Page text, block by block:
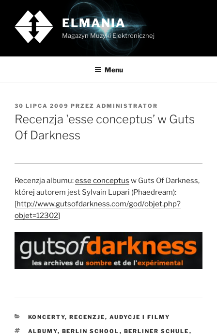
treści
ELMANIA
Magazyn Muzyki Elektronicznej
Menu
OPUBLIKOWANE
W
30 LIPCA 2009 PRZEZ ADMINISTRATOR
Recenzja 'esse conceptus’ w Guts
Of Darkness
Recenzja albumu:esse conceptus w Guts Of Darkness,
której autorem jest Sylvain Lupari (Phaedream):
[http://www.gutsofdarkness.com/god/objet.php?
objet=12302]
KATEGORIE
KONCERTY, RECENZJE, AUDYCJE I FILMY
TAGI
ALBUMY, BERLIN SCHOOL , BERLINER SCHULE ,